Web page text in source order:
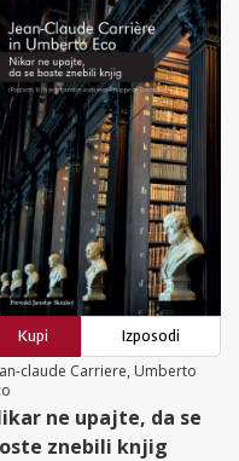
Kupi
Izposodi
claude Carriere, Umberto
ne upajte, da se
znebili knjig